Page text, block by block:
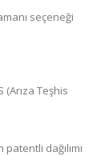
seçeneği
Teşhis
dağılımı